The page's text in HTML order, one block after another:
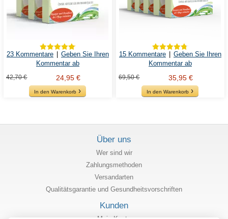
23 Kommentare
Geben Sie Ihren
Kommentar ab
42,70 € 24,95 €
In den Warenkorb
15 Kommentare
Geben Sie Ihren
Kommentar ab
69,50 € 35,95 €
In den Warenkorb
Über uns
Wer sind wir
Zahlungsmethoden
Versandarten
Qualitätsgarantie und Gesundheitsvorschriften
Kunden